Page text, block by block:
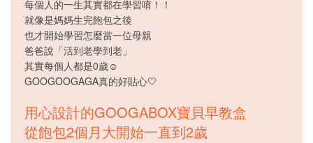
每個人的一生其實都在學習唷！！
就像是媽媽生完飽包之後
也才開始學習怎麼當一位母親
爸爸說「活到老學到老」
其實每個人都是0歲☺️
GOOGOOGAGA真的好貼心🤍
用心設計的GOOGABOX寶貝早教盒
從飽包2個月大開始一直到2歲